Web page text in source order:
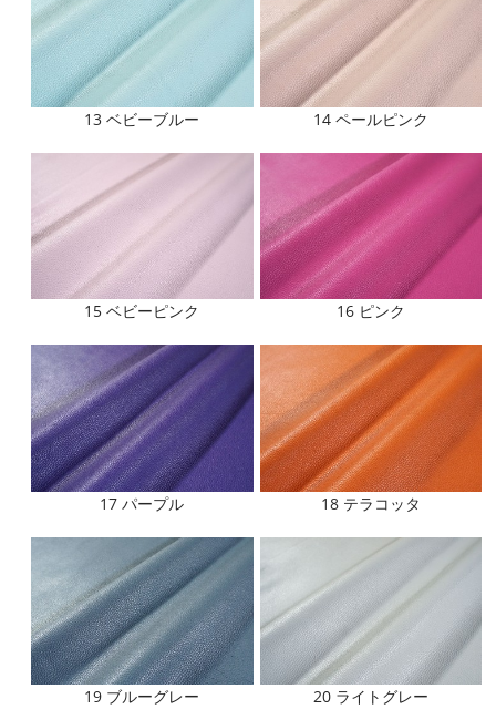
13 ベビーブルー 14 ペールピンク
15 ベビーピンク 16 ピンク
17 パープル 18 テラコッタ
19 ブルーグレー 20 ライトグレー